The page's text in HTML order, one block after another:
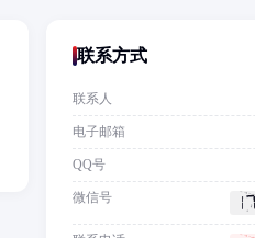
联系方式
联系人
电子邮箱
QQ号
微信号